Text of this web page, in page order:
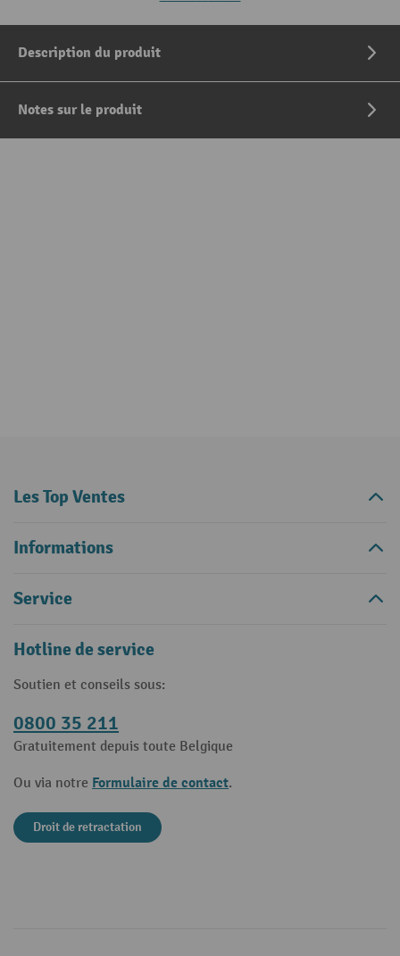
Description du produit
Notes sur le produit
Les Top Ventes
Informations
Service
Hotline de service
Soutien et conseils sous:
0800 35 211
Gratuitement depuis toute Belgique
Ou via notre Formulaire de contact.
Droit de retractation